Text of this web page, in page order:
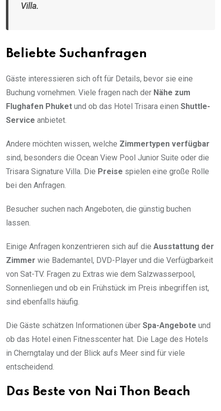
Villa.
Beliebte Suchanfragen
Gäste interessieren sich oft für Details, bevor sie eine
Buchung vornehmen. Viele fragen nach der Nähe zum
Flughafen Phuket und ob das Hotel Trisara einen Shuttle-
Service anbietet.
Andere möchten wissen, welche Zimmertypen verfügbar
sind, besonders die Ocean View Pool Junior Suite oder die
Trisara Signature Villa. Die Preise spielen eine große Rolle
bei den Anfragen.
Besucher suchen nach Angeboten, die günstig buchen
lassen.
Einige Anfragen konzentrieren sich auf die Ausstattung der
Zimmer wie Bademantel, DVD-Player und die Verfügbarkeit
von Sat-TV. Fragen zu Extras wie dem Salzwasserpool,
Sonnenliegen und ob ein Frühstück im Preis inbegriffen ist,
sind ebenfalls häufig.
Die Gäste schätzen Informationen über Spa-Angebote und
ob das Hotel einen Fitnesscenter hat. Die Lage des Hotels
in Cherngtalay und der Blick aufs Meer sind für viele
entscheidend.
Das Beste von Nai Thon Beach